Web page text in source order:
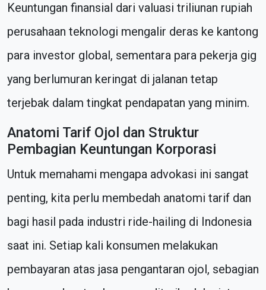
Keuntungan finansial dari valuasi triliunan rupiah
perusahaan teknologi mengalir deras ke kantong
para investor global, sementara para pekerja gig
yang berlumuran keringat di jalanan tetap
terjebak dalam tingkat pendapatan yang minim.
Anatomi Tarif Ojol dan Struktur
Pembagian Keuntungan Korporasi
Untuk memahami mengapa advokasi ini sangat
penting, kita perlu membedah anatomi tarif dan
bagi hasil pada industri ride-hailing di Indonesia
saat ini. Setiap kali konsumen melakukan
pembayaran atas jasa pengantaran ojol, sebagian